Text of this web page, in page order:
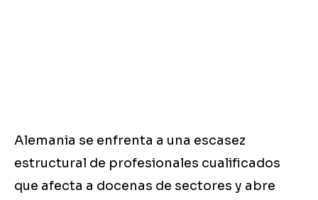
Alemania se enfrenta a una escasez
estructural de profesionales cualificados
que afecta a docenas de sectores y abre